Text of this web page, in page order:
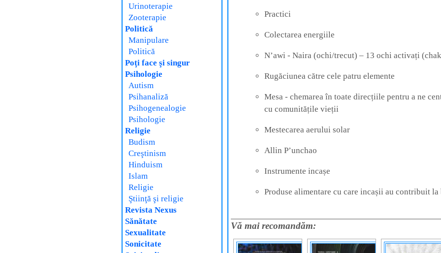
Practici
Colectarea energiile
N’awi - Naira (ochi/trecut) – 13 ochi activați
Rugăciunea către cele patru elemente
Mesa - chemarea în toate direcțiile pentru a ne
cu comunitățile vieții
Mestecarea aerului solar
Allin P’unchao
Instrumente incașe
Produse alimentare cu care incașii au contribuit
Vă mai recomandăm:
Urinoterapie
Zooterapie
Politică
Manipulare
Politică
Poţi face şi singur
Psihologie
Autism
Psihanaliză
Psihogenealogie
Psihologie
Religie
Budism
Creştinism
Hinduism
Islam
Religie
Ştiinţă şi religie
Revista Nexus
Sănătate
Sexualitate
Sonicitate